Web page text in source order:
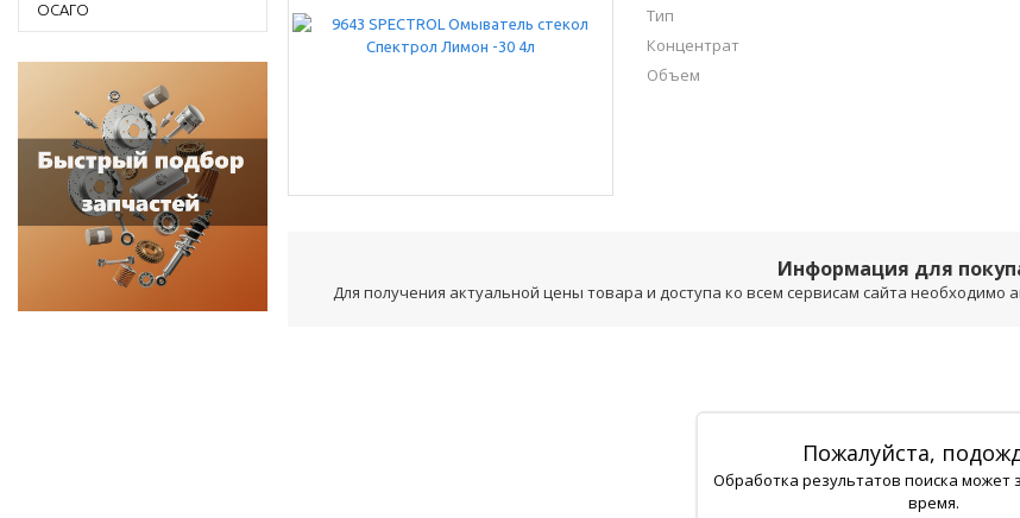
ОСАГО
Тип
Концентрат
Объем
Информация для
Для получения актуальной цены товара и доступа ко всем сервисам сайта необходимо
Пожалуйста,
Обработка результатов поиска может
время.